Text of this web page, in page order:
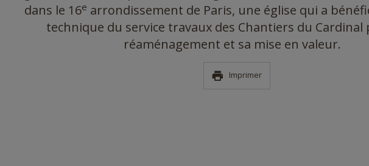
dans le 16e arrondissement de Paris, une église qui a
technique du service travaux des Chantiers du Cardinal
réaménagement et sa mise en valeur.
Imprimer